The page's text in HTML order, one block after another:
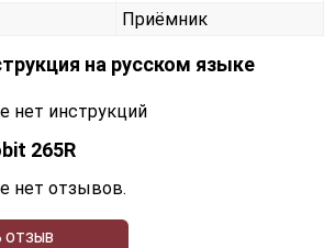
Приёмник
на русском языке
нет инструкций
265R
нет отзывов.
ОТЗЫВ